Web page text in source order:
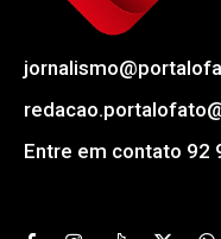
Entre em contato 92